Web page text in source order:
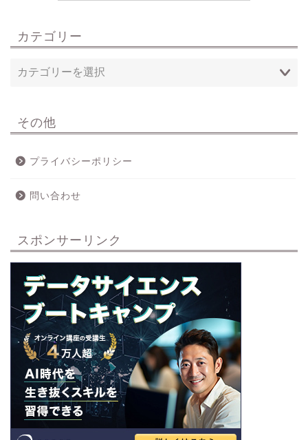
カテゴリー
その他
プライバシーポリシー
問い合わせ
スポンサーリンク